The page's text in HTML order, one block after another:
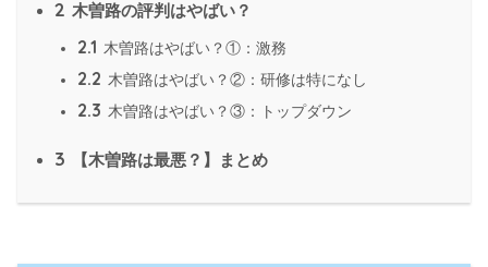
2 木曽路の評判はやばい？
2.1 木曽路はやばい？①：激務
2.2 木曽路はやばい？②：研修は特になし
2.3 木曽路はやばい？③：トップダウン
3 【木曽路は最悪？】まとめ